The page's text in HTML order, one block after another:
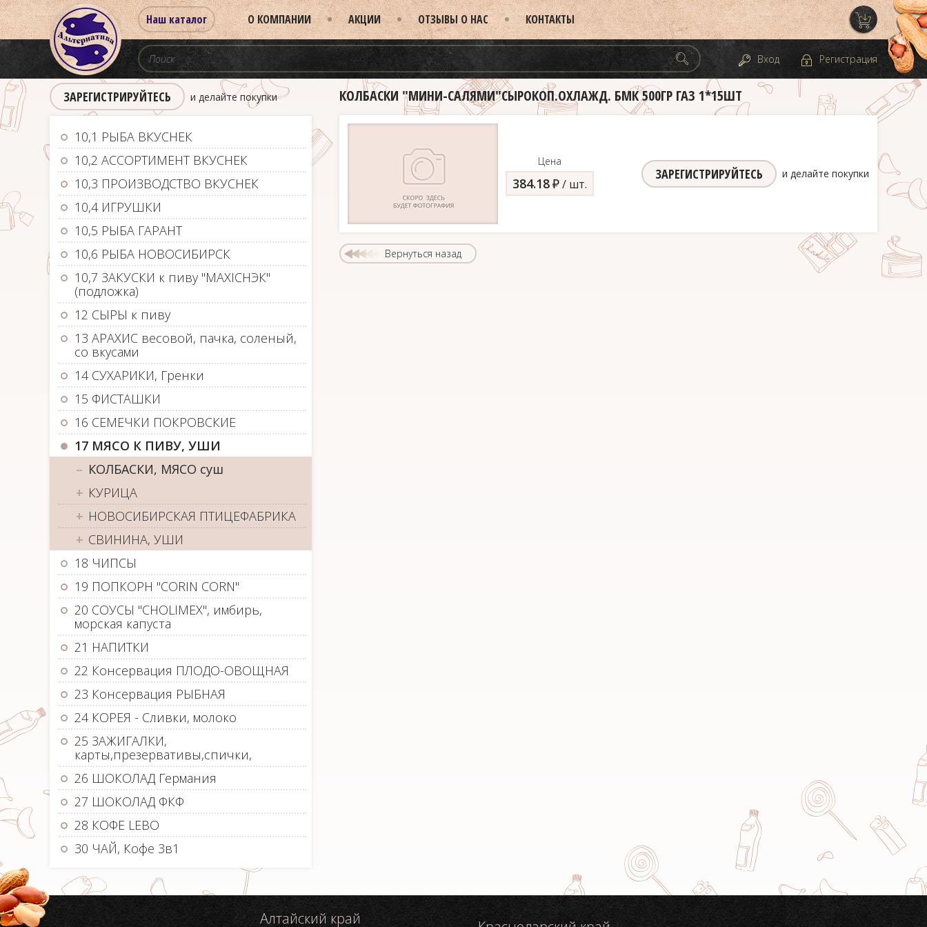
Наш каталог О КОМПАНИИ АКЦИИ ОТЗЫВЫ О НАС КОНТАКТЫ
Вход Регистрация
ЗАРЕГИСТРИРУЙТЕСЬ и делайте покупки
10,1 РЫБА ВКУСНЕК
10,2 АССОРТИМЕНТ ВКУСНЕК
10,3 ПРОИЗВОДСТВО ВКУСНЕК
10,4 ИГРУШКИ
10,5 РЫБА ГАРАНТ
10,6 РЫБА НОВОСИБИРСК
10,7 ЗАКУСКИ к пиву "MAXIСНЭК"
(подложка)
12 СЫРЫ к пиву
13 АРАХИС весовой, пачка, соленый,
со вкусами
14 СУХАРИКИ, Гренки
15 ФИСТАШКИ
16 СЕМЕЧКИ ПОКРОВСКИЕ
17 МЯСО К ПИВУ, УШИ
КОЛБАСКИ, МЯСО суш
КУРИЦА
НОВОСИБИРСКАЯ ПТИЦЕФАБРИКА
СВИНИНА, УШИ
18 ЧИПСЫ
19 ПОПКОРН "CORIN CORN"
20 СОУСЫ "CHOLIMEX", имбирь,
морская капуста
21 НАПИТКИ
22 Консервация ПЛОДО-ОВОЩНАЯ
23 Консервация РЫБНАЯ
24 КОРЕЯ - Сливки, молоко
25 ЗАЖИГАЛКИ,
карты,презервативы,спички,
26 ШОКОЛАД Германия
27 ШОКОЛАД ФКФ
28 КОФЕ LEBO
30 ЧАЙ, Кофе 3в1
КОЛБАСКИ "МИНИ-САЛЯМИ"СЫРОКОП.ОХЛАЖД. БМК 500ГР ГАЗ 1*15ШТ
Цена
384.18д/ шт.
ЗАРЕГИСТРИРУЙТЕСЬ и делайте покупки
Вернуться назад
Алтайский край